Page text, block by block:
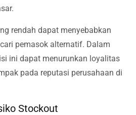
rendah dapat menyebabkan
pemasok alternatif. Dalam
ini dapat menurunkan loyalitas
pada reputasi perusahaan di
Stockout